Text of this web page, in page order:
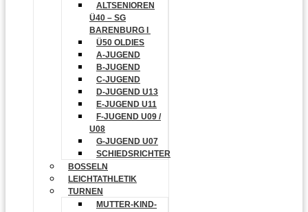
ALTSENIOREN
Ü40 – SG
BARENBURG I
Ü50 OLDIES
A-JUGEND
B-JUGEND
C-JUGEND
D-JUGEND U13
E-JUGEND U11
F-JUGEND U09 /
U08
G-JUGEND U07
SCHIEDSRICHTER
BOSSELN
LEICHTATHLETIK
TURNEN
MUTTER-KIND-